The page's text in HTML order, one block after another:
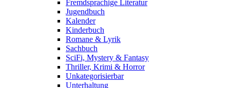
Fremdsprachige Literatur
Jugendbuch
Kalender
Kinderbuch
Romane & Lyrik
Sachbuch
SciFi, Mystery & Fantasy
Thriller, Krimi & Horror
Unkategorisierbar
Unterhaltung